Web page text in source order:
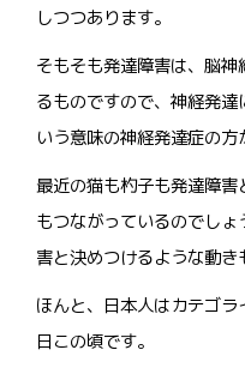
しつつあります。
そもそも発達障害は、脳
るものですので、神経発
いう意味の神経発達症の方
最近の猫も杓子も発達障
もつながっているのでし
害と決めつけるような動き
ほんと、日本人はカテゴ
日この頃です。